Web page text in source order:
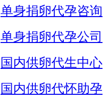
单身捐卵代孕咨询
单身捐卵代孕公司
国内供卵代生中心
国内供卵代怀助孕